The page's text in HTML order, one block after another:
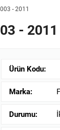
- 2011
- 2011
Ürün Kodu:
Marka:
Durumu: